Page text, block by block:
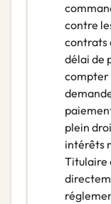
contre
contrats
délai de
compter
plein
intérêts
Titulaire